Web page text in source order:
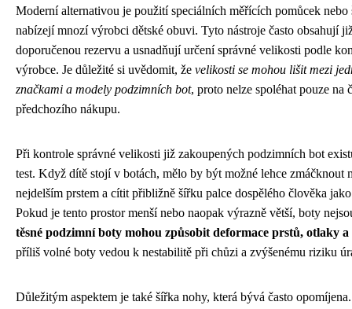
Moderní alternativou je použití speciálních měřících pomůcek nebo
nabízejí mnozí výrobci dětské obuvi. Tyto nástroje často obsahují
doporučenou rezervu a usnadňují určení správné velikosti podle
výrobce. Je důležité si uvědomit, že velikosti se mohou lišit mezi
značkami a modely podzimních bot, proto nelze spoléhat pouze na
předchozího nákupu.
Při kontrole správné velikosti již zakoupených podzimních bot
test. Když dítě stojí v botách, mělo by být možné lehce zmáčknout
nejdelším prstem a cítit přibližně šířku palce dospělého člověka
Pokud je tento prostor menší nebo naopak výrazně větší, boty
těsné podzimní boty mohou způsobit deformace prstů, otlaky a
příliš volné boty vedou k nestabilitě při chůzi a zvýšenému riziku
Důležitým aspektem je také šířka nohy, která bývá často